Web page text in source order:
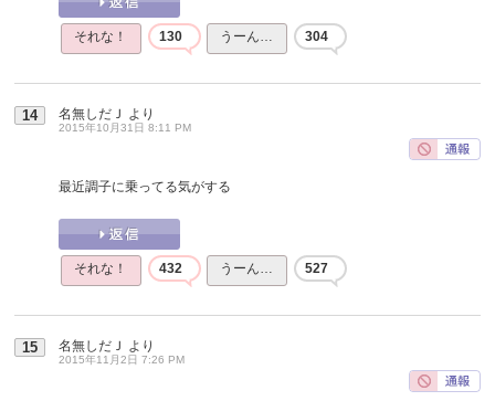
それな！ 130 うーん… 304
14 名無しだＪ より
2015年10月31日 8:11 PM
最近調子に乗ってる気がする
それな！ 432 うーん… 527
15 名無しだＪ より
2015年11月2日 7:26 PM